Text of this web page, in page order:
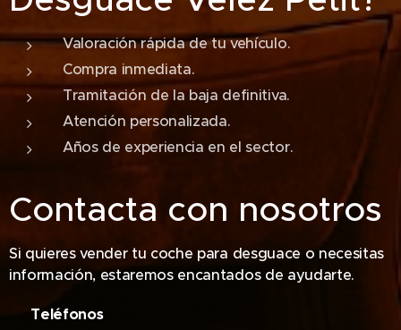
Valoración rápida de tu vehículo.
Compra inmediata.
Tramitación de la baja definitiva.
Atención personalizada.
Años de experiencia en el sector.
Contacta con nosotros
Si quieres vender tu coche para desguace o necesitas
información, estaremos encantados de ayudarte.
📞 Teléfonos